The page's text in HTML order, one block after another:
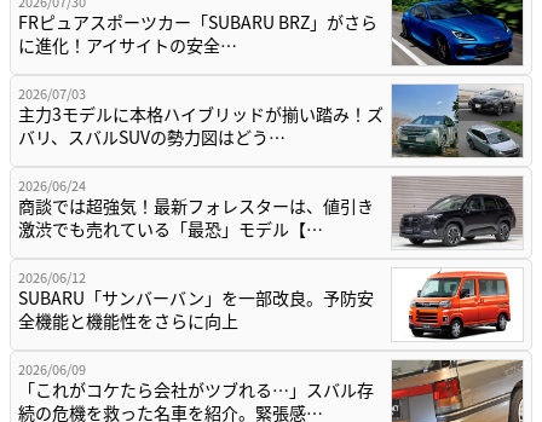
FRピュアスポーツカー「SUBARU BRZ」がさら
に進化！アイサイトの安全…
2026/07/03
主力3モデルに本格ハイブリッドが揃い踏み！ズ
バリ、スバルSUVの勢力図はどう…
2026/06/24
商談では超強気！最新フォレスターは、値引き
激渋でも売れている「最恐」モデル【…
2026/06/12
SUBARU「サンバーバン」を一部改良。予防安
全機能と機能性をさらに向上
2026/06/09
「これがコケたら会社がツブれる…」スバル存
続の危機を救った名車を紹介。緊張感…